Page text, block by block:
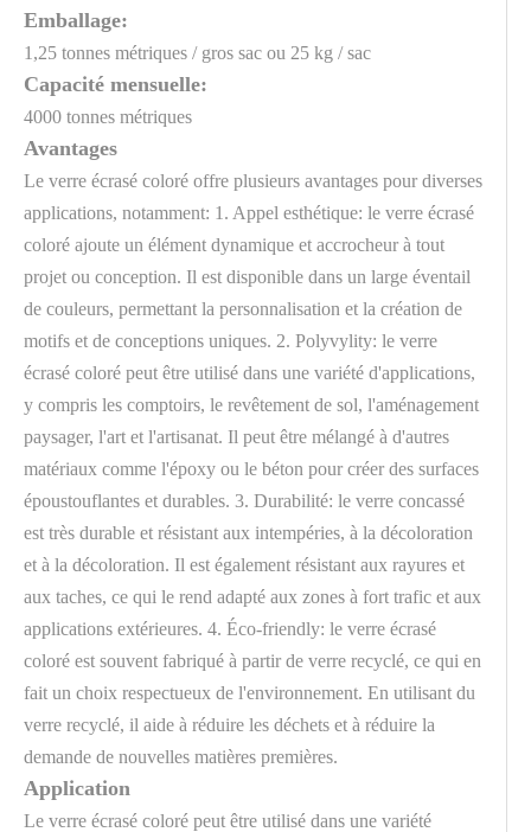
Emballage:
1,25 tonnes métriques / gros sac ou 25 kg / sac
Capacité mensuelle:
4000 tonnes métriques
Avantages
Le verre écrasé coloré offre plusieurs avantages pour diverses
applications, notamment: 1. Appel esthétique: le verre écrasé
coloré ajoute un élément dynamique et accrocheur à tout
projet ou conception. Il est disponible dans un large éventail
de couleurs, permettant la personnalisation et la création de
motifs et de conceptions uniques. 2. Polyvylity: le verre
écrasé coloré peut être utilisé dans une variété d'applications,
y compris les comptoirs, le revêtement de sol, l'aménagement
paysager, l'art et l'artisanat. Il peut être mélangé à d'autres
matériaux comme l'époxy ou le béton pour créer des surfaces
époustouflantes et durables. 3. Durabilité: le verre concassé
est très durable et résistant aux intempéries, à la décoloration
et à la décoloration. Il est également résistant aux rayures et
aux taches, ce qui le rend adapté aux zones à fort trafic et aux
applications extérieures. 4. Éco-friendly: le verre écrasé
coloré est souvent fabriqué à partir de verre recyclé, ce qui en
fait un choix respectueux de l'environnement. En utilisant du
verre recyclé, il aide à réduire les déchets et à réduire la
demande de nouvelles matières premières.
Application
Le verre écrasé coloré peut être utilisé dans une variété